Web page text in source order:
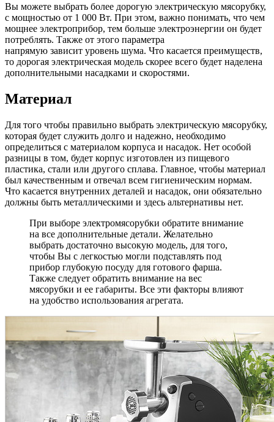
Вы можете выбрать более дорогую электрическую мясорубку,
с мощностью от 1 000 Вт. При этом, важно понимать, что чем
мощнее электроприбор, тем больше электроэнергии он будет
потреблять. Также от этого параметра
напрямую зависит уровень шума. Что касается преимуществ,
то дорогая электрическая модель скорее всего будет наделена
дополнительными насадками и скоростями.
Материал
Для того чтобы правильно выбрать электрическую мясорубку,
которая будет служить долго и надежно, необходимо
определиться с материалом корпуса и насадок. Нет особой
разницы в том, будет корпус изготовлен из пищевого
пластика, стали или другого сплава. Главное, чтобы материал
был качественным и отвечал всем гигиеническим нормам.
Что касается внутренних деталей и насадок, они обязательно
должны быть металлическими и здесь альтернативы нет.
При выборе электромясорубки обратите внимание
на все дополнительные детали. Желательно
выбрать достаточно высокую модель, для того,
чтобы Вы с легкостью могли подставлять под
прибор глубокую посуду для готового фарша.
Также следует обратить внимание на вес
мясорубки и ее габариты. Все эти факторы влияют
на удобство использования агрегата.